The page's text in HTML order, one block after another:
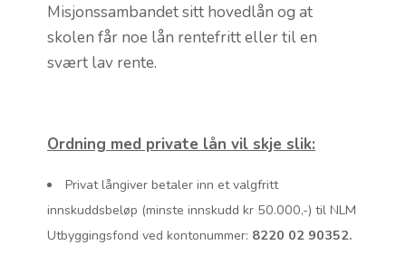
Misjonssambandet sitt hovedlån og at
skolen får noe lån rentefritt eller til en
svært lav rente.
Ordning med private lån vil skje slik:
Privat långiver betaler inn et valgfritt
innskuddsbeløp (minste innskudd kr 50.000,-) til NLM
Utbyggingsfond ved kontonummer: 8220 02 90352.